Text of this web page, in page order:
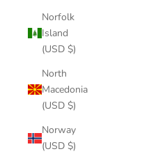
Norfolk
Island
(USD $)
North
Macedonia
(USD $)
Norway
(USD $)